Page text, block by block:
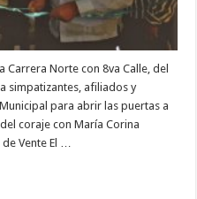
Carrera Norte con 8va Calle, del
simpatizantes, afiliados y
para abrir las puertas a
coraje con María Corina
Vente El …